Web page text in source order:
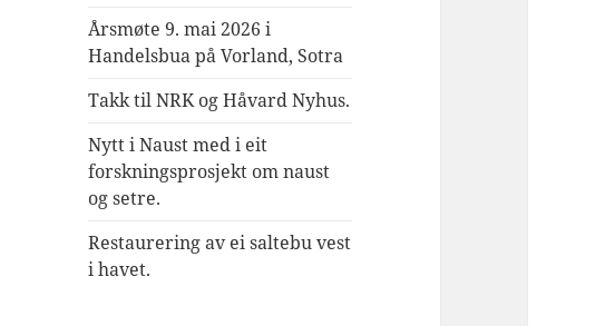
Årsmøte 9. mai 2026 i
Handelsbua på Vorland, Sotra
Takk til NRK og Håvard Nyhus.
Nytt i Naust med i eit
forskningsprosjekt om naust
og setre.
Restaurering av ei saltebu vest
i havet.